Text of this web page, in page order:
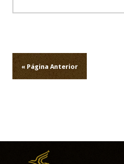
de
artigos
« Página Anterior